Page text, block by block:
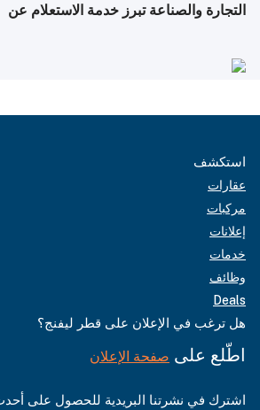
التجارة والصناعة تبرز خدمة الاستعلام عن
استكشف
عقارات
مركبات
إعلانات
خدمات
وظائف
Deals
هل ترغب في الإعلان على قطر ليفنج؟
اطّلع على صفحة الإعلان
اشترك في نشرتنا البريدية للحصول على